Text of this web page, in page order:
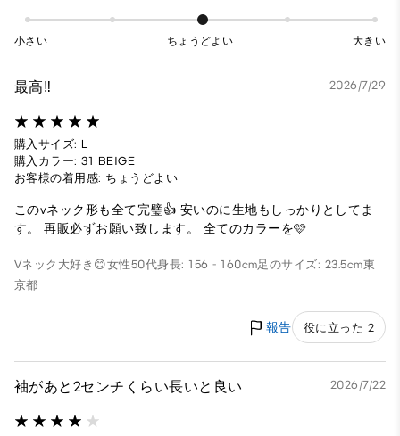
小さい ちょうどよい 大きい
最高‼️ 2026/7/29
購入サイズ: L
購入カラー: 31 BEIGE
お客様の着用感: ちょうどよい
このvネック形も全て完璧👍 安いのに生地もしっかりとしてま
す。 再販必ずお願い致します。 全てのカラーを🩷
Vネック大好き😊女性50代身長: 156 - 160cm足のサイズ: 23.5cm東
京都
報告 役に立った 2
袖があと2センチくらい長いと良い 2026/7/22